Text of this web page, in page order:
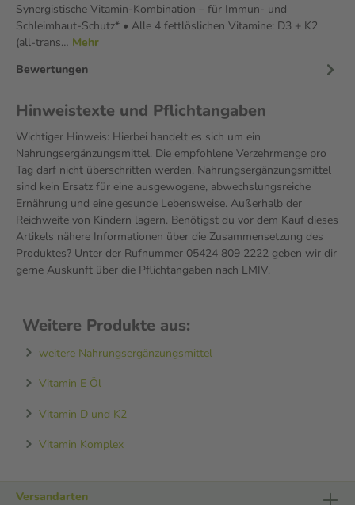
Synergistische Vitamin-Kombination – für Immun- und
Schleimhaut-Schutz* • Alle 4 fettlöslichen Vitamine: D3 + K2
(all-trans… Mehr
Bewertungen
Hinweistexte und Pflichtangaben
Wichtiger Hinweis: Hierbei handelt es sich um ein
Nahrungsergänzungsmittel. Die empfohlene Verzehrmenge pro
Tag darf nicht überschritten werden. Nahrungsergänzungsmittel
sind kein Ersatz für eine ausgewogene, abwechslungsreiche
Ernährung und eine gesunde Lebensweise. Außerhalb der
Reichweite von Kindern lagern. Benötigst du vor dem Kauf dieses
Artikels nähere Informationen über die Zusammensetzung des
Produktes? Unter der Rufnummer 05424 809 2222 geben wir dir
gerne Auskunft über die Pflichtangaben nach LMIV.
Weitere Produkte aus:
weitere Nahrungsergänzungsmittel
Vitamin E Öl
Vitamin D und K2
Vitamin Komplex
Versandarten